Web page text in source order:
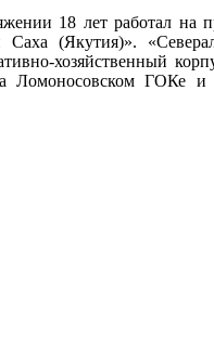
18 лет работал
(Якутия)».
хозяйственный
Ломоносовском ГОКе и